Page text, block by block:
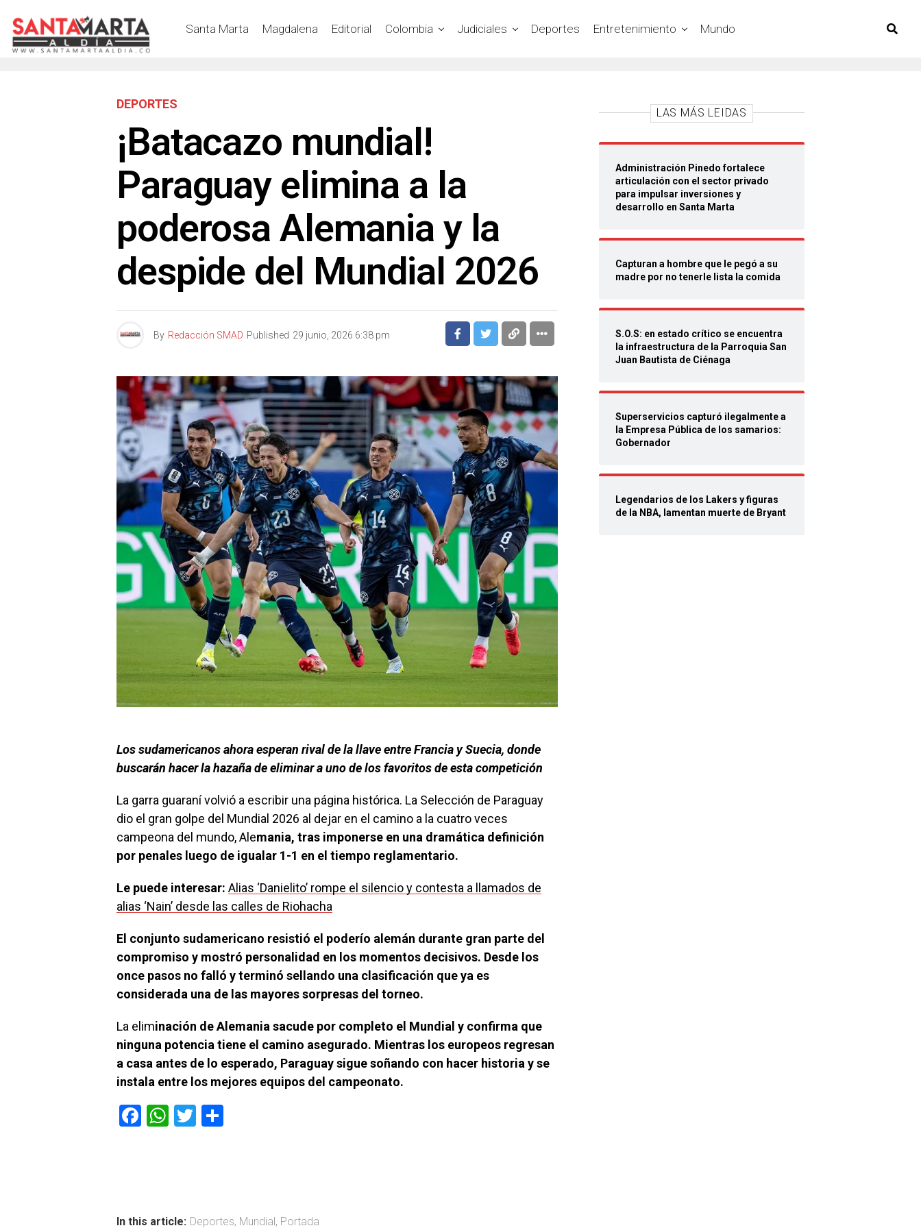
Santa Marta Magdalena Editorial Colombia Judiciales Deportes Entretenimiento Mundo
DEPORTES
¡Batacazo mundial!
Paraguay elimina a la
poderosa Alemania y la
despide del Mundial 2026
By Redacción SMAD Published 29 junio, 2026 6:38 pm
Los sudamericanos ahora esperan rival de la llave entre Francia y Suecia, donde
buscarán hacer la hazaña de eliminar a uno de los favoritos de esta competición
La garra guaraní volvió a escribir una página histórica. La Selección de Paraguay
dio el gran golpe del Mundial 2026 al dejar en el camino a la cuatro veces
campeona del mundo, Alemania, tras imponerse en una dramática definición
por penales luego de igualar 1-1 en el tiempo reglamentario.
Le puede interesar: Alias ‘Danielito’ rompe el silencio y contesta a llamados de
alias ‘Nain’ desde las calles de Riohacha
El conjunto sudamericano resistió el poderío alemán durante gran parte del
compromiso y mostró personalidad en los momentos decisivos. Desde los
once pasos no falló y terminó sellando una clasificación que ya es
considerada una de las mayores sorpresas del torneo.
La eliminación de Alemania sacude por completo el Mundial y confirma que
ninguna potencia tiene el camino asegurado. Mientras los europeos regresan
a casa antes de lo esperado, Paraguay sigue soñando con hacer historia y se
instala entre los mejores equipos del campeonato.
F
W T
In this article: Deportes, Mundial, Portada
LAS MÁS LEIDAS
Administración Pinedo fortalece
articulación con el sector privado
para impulsar inversiones y
desarrollo en Santa Marta
Capturan a hombre que le pegó a su
madre por no tenerle lista la comida
S.O.S: en estado crítico se encuentra
la infraestructura de la Parroquia San
Juan Bautista de Ciénaga
Superservicios capturó ilegalmente a
la Empresa Pública de los samarios:
Gobernador
Legendarios de los Lakers y figuras
de la NBA, lamentan muerte de Bryant